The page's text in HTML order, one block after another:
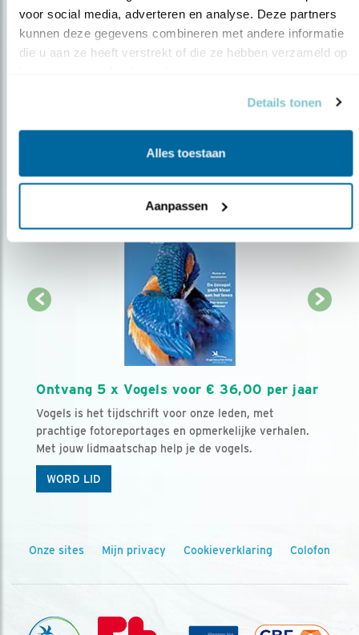
voor social media, adverteren en analyse. Deze partners
kunnen deze gegevens combineren met andere informatie
die u aan ze heeft verstrekt of die ze hebben verzameld op
Details tonen
Alles toestaan
Aanpassen
Meld je aan en ontvang nieuws, inspiratie, acties en tips
over vogels en activiteiten van Vogelbescherming.
Ontvang 5 x Vogels voor € 36,00 per jaar
Vogels is het tijdschrift voor onze leden, met
prachtige fotoreportages en opmerkelijke verhalen.
Met jouw lidmaatschap help je de vogels.
WORD LID
Onze sites Mijn privacy Cookieverklaring Colofon